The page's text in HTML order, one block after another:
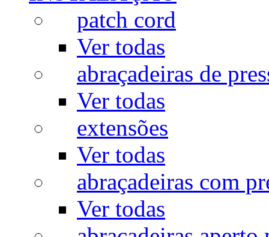
patch cord
Ver todas
abraçadeiras de
Ver todas
extensões
Ver todas
abraçadeiras com
Ver todas